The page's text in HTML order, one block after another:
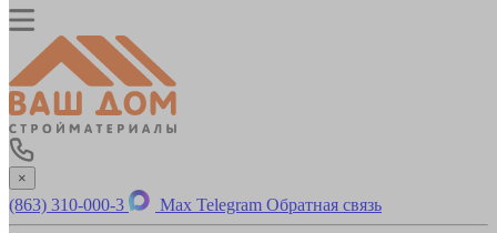
×
(863) 310-000-3 Max Telegram Обратная связь